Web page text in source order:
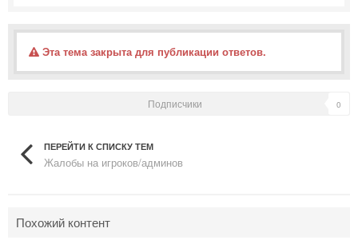
Эта тема закрыта для публикации ответов.
Подписчики 0
ПЕРЕЙТИ К СПИСКУ ТЕМ
Жалобы на игроков/админов
Похожий контент